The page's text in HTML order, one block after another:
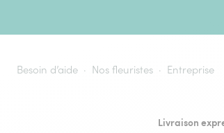
Besoin d’aide Nos fleuristes Entreprise
Livraison